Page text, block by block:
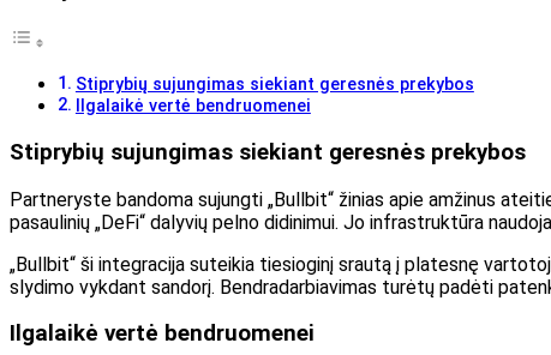
Stiprybių sujungimas siekiant geresnės prekybos
Ilgalaikė vertė bendruomenei
Stiprybių sujungimas siekiant geresnės prekybos
Partneryste bandoma sujungti „Bullbit“ žinias apie amžinus
pasaulinių „DeFi“ dalyvių pelno didinimui. Jo infrastruktūra
„Bullbit“ ši integracija suteikia tiesioginį srautą į platesnę
slydimo vykdant sandorį. Bendradarbiavimas turėtų padėti
Ilgalaikė vertė bendruomenei